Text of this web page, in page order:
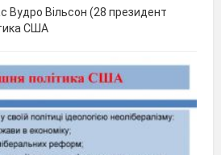
Вільсон (28 президент
США